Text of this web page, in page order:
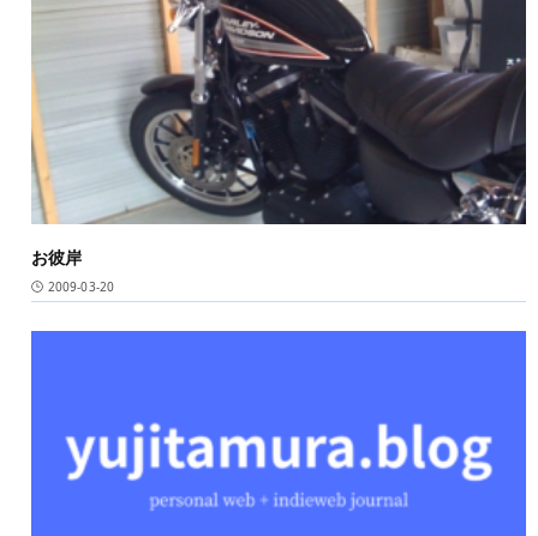
お彼岸
2009-03-20